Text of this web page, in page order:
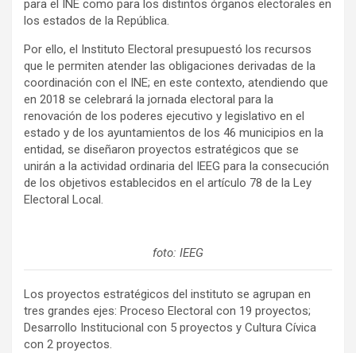
para el INE como para los distintos órganos electorales en
los estados de la República.
Por ello, el Instituto Electoral presupuestó los recursos
que le permiten atender las obligaciones derivadas de la
coordinación con el INE; en este contexto, atendiendo que
en 2018 se celebrará la jornada electoral para la
renovación de los poderes ejecutivo y legislativo en el
estado y de los ayuntamientos de los 46 municipios en la
entidad, se diseñaron proyectos estratégicos que se
unirán a la actividad ordinaria del IEEG para la consecución
de los objetivos establecidos en el artículo 78 de la Ley
Electoral Local.
foto: IEEG
Los proyectos estratégicos del instituto se agrupan en
tres grandes ejes: Proceso Electoral con 19 proyectos;
Desarrollo Institucional con 5 proyectos y Cultura Cívica
con 2 proyectos.